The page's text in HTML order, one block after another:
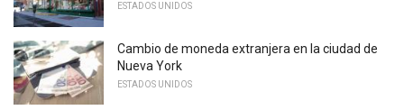
ESTADOS UNIDOS
Cambio de moneda extranjera en la ciudad de
Nueva York
ESTADOS UNIDOS